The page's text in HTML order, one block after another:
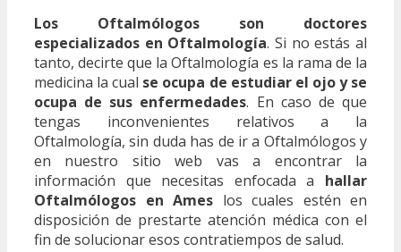
Los Oftalmólogos son doctores
especializados en Oftalmología. Si no estás al
tanto, decirte que la Oftalmología es la rama de la
medicina la cual se ocupa de estudiar el ojo y se
ocupa de sus enfermedades. En caso de que
tengas inconvenientes relativos a la
Oftalmología, sin duda has de ir a Oftalmólogos y
en nuestro sitio web vas a encontrar la
información que necesitas enfocada a hallar
Oftalmólogos en Ames los cuales estén en
disposición de prestarte atención médica con el
fin de solucionar esos contratiempos de salud.